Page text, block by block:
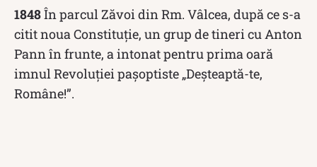
1848În parcul Zăvoi din Rm. Vâlcea, după ce s-a
citit noua Constituţie, un grup de tineri cu Anton
Pann în frunte, a intonat pentru prima oară
imnul Revoluţiei paşoptiste „Deşteaptă-te,
Române!”.